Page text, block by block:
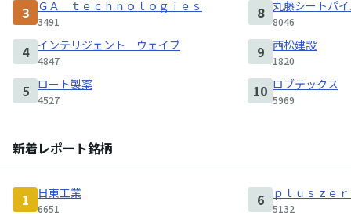
3 ＧＡ ｔｅｃｈｎｏｌｏｇｉｅｓ
3491
4 インテリジェント ウェイブ
4847
5 ロート製薬
4527
8 丸藤シートパ
8046
9 西松建設
1820
10 ロブテックス
5969
新着レポート銘柄
1 日東工業
6651 6 ｐｌｕｓｚｅ
5132